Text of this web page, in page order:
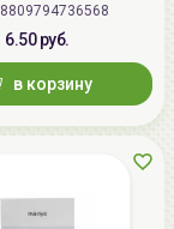
Код: 8809794736568
6.50 руб.
в корзину